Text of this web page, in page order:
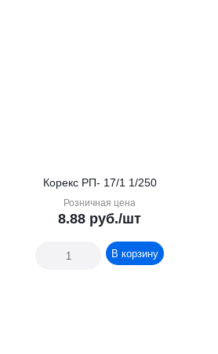
Корекс РП- 17/1 1/250
Розничная цена
8.88 руб./шт
В корзину